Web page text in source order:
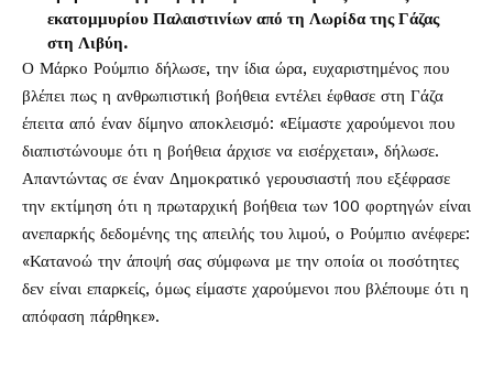
εκατομμυρίου Παλαιστινίων από τη Λωρίδα της Γάζας
στη Λιβύη.
Ο Μάρκο Ρούμπιο δήλωσε, την ίδια ώρα, ευχαριστημένος που
βλέπει πως η ανθρωπιστική βοήθεια εντέλει έφθασε στη Γάζα
έπειτα από έναν δίμηνο αποκλεισμό: «Είμαστε χαρούμενοι που
διαπιστώνουμε ότι η βοήθεια άρχισε να εισέρχεται», δήλωσε.
Απαντώντας σε έναν Δημοκρατικό γερουσιαστή που εξέφρασε
την εκτίμηση ότι η πρωταρχική βοήθεια των 100 φορτηγών είναι
ανεπαρκής δεδομένης της απειλής του λιμού, ο Ρούμπιο ανέφερε:
«Κατανοώ την άποψή σας σύμφωνα με την οποία οι ποσότητες
δεν είναι επαρκείς, όμως είμαστε χαρούμενοι που βλέπουμε ότι η
απόφαση πάρθηκε».